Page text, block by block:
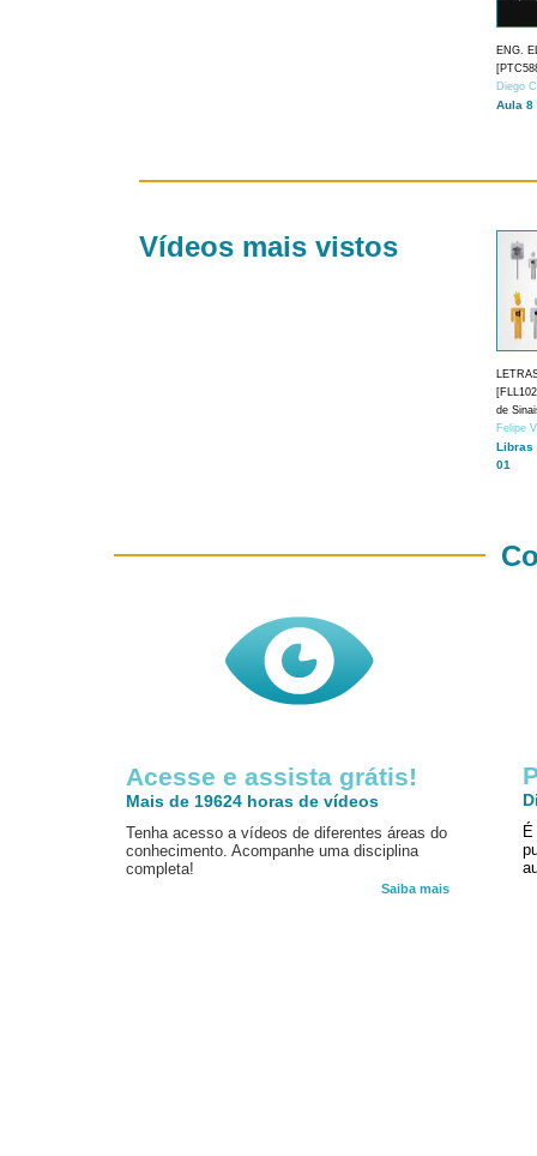
ENG.
Diego
Aula 8
Vídeos mais vistos
de
Felipe
Libras
01
Acesse e assista grátis!
Mais de 19624 horas de vídeos
Tenha acesso a vídeos de diferentes áreas do
conhecimento. Acompanhe uma disciplina
completa!
Saiba mais